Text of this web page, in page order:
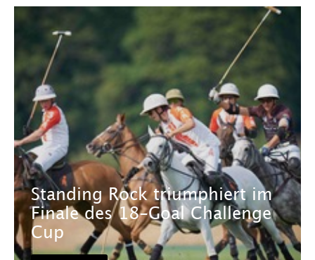
Standing Rock triumphiert im
Finale des 18-Goal Challenge
Cup